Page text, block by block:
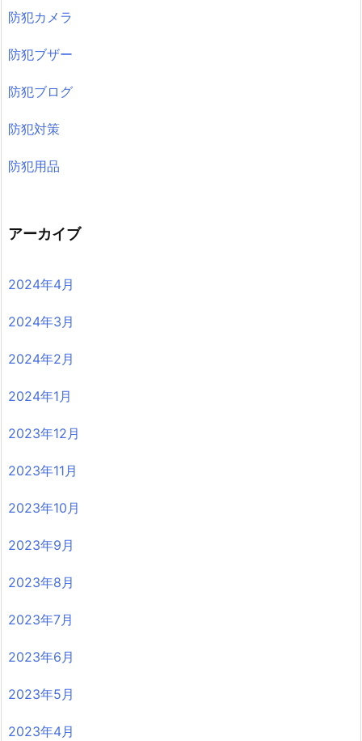
防犯カメラ
防犯ブザー
防犯ブログ
防犯対策
防犯用品
アーカイブ
2024年4月
2024年3月
2024年2月
2024年1月
2023年12月
2023年11月
2023年10月
2023年9月
2023年8月
2023年7月
2023年6月
2023年5月
2023年4月